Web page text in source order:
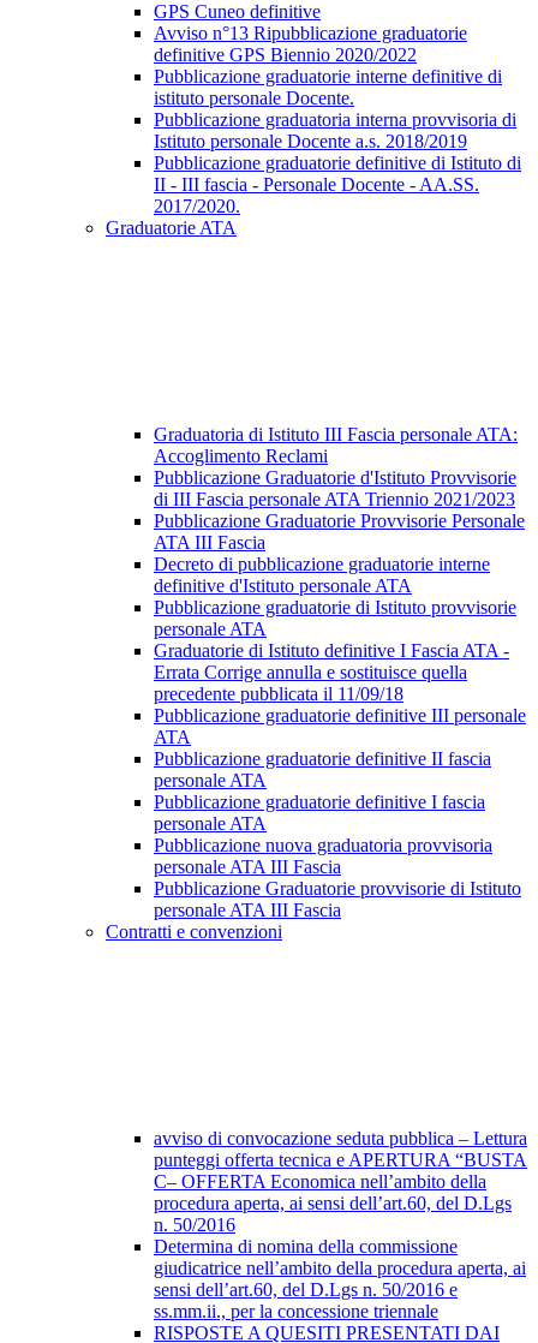
GPS Cuneo definitive
Avviso n°13 Ripubblicazione graduatorie
definitive GPS Biennio 2020/2022
Pubblicazione graduatorie interne definitive di
istituto personale Docente.
Pubblicazione graduatoria interna provvisoria di
Istituto personale Docente a.s. 2018/2019
Pubblicazione graduatorie definitive di Istituto di
II - III fascia - Personale Docente - AA.SS.
2017/2020.
Graduatorie ATA
Graduatoria di Istituto III Fascia personale ATA:
Accoglimento Reclami
Pubblicazione Graduatorie d'Istituto Provvisorie
di III Fascia personale ATA Triennio 2021/2023
Pubblicazione Graduatorie Provvisorie Personale
ATA III Fascia
Decreto di pubblicazione graduatorie interne
definitive d'Istituto personale ATA
Pubblicazione graduatorie di Istituto provvisorie
personale ATA
Graduatorie di Istituto definitive I Fascia ATA -
Errata Corrige annulla e sostituisce quella
precedente pubblicata il 11/09/18
Pubblicazione graduatorie definitive III personale
ATA
Pubblicazione graduatorie definitive II fascia
personale ATA
Pubblicazione graduatorie definitive I fascia
personale ATA
Pubblicazione nuova graduatoria provvisoria
personale ATA III Fascia
Pubblicazione Graduatorie provvisorie di Istituto
personale ATA III Fascia
Contratti e convenzioni
avviso di convocazione seduta pubblica – Lettura
punteggi offerta tecnica e APERTURA “BUSTA
C– OFFERTA Economica nell’ambito della
procedura aperta, ai sensi dell’art.60, del D.Lgs
n. 50/2016
Determina di nomina della commissione
giudicatrice nell’ambito della procedura aperta, ai
sensi dell’art.60, del D.Lgs n. 50/2016 e
ss.mm.ii., per la concessione triennale
RISPOSTE A QUESITI PRESENTATI DAI